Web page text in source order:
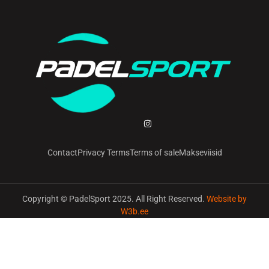
ContactPrivacy TermsTerms of saleMakseviisid
Copyright © PadelSport 2025. All Right Reserved. Website by
W3b.ee